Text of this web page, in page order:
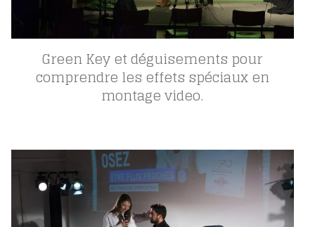
Green Key et déguisements pour
comprendre les effets spéciaux en
montage video.